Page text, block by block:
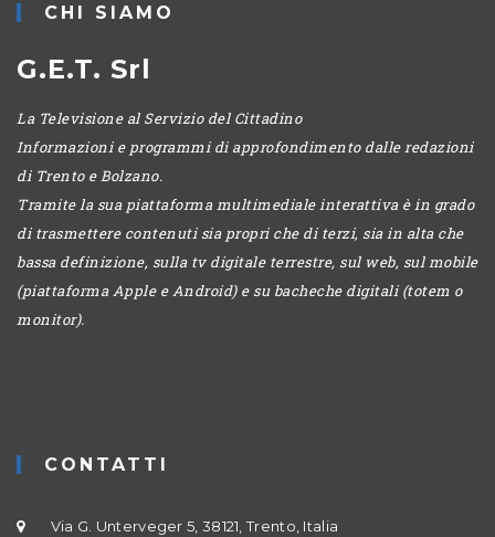
CHI SIAMO
G.E.T. Srl
La Televisione al Servizio del Cittadino
Informazioni e programmi di approfondimento dalle redazioni
di Trento e Bolzano.
Tramite la sua piattaforma multimediale interattiva è in grado
di trasmettere contenuti sia propri che di terzi, sia in alta che
bassa definizione, sulla tv digitale terrestre, sul web, sul mobile
(piattaforma Apple e Android) e su bacheche digitali (totem o
monitor).
CONTATTI
Via G. Unterveger 5, 38121, Trento, Italia